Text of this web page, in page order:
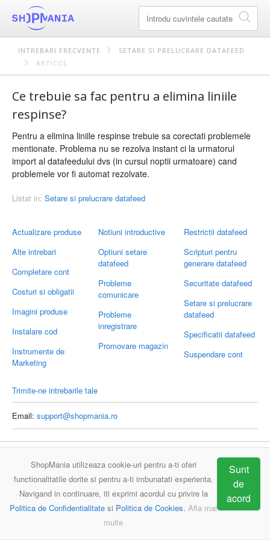
INTREBARI FRECVENTE
SETARE SI PRELUCRARE DATAFEED
ARTICOL
Actualizare produse
Alte intrebari
Completare cont
Costuri si obligatii
Imagini produse
Instalare cod
Instrumente de
Marketing
Notiuni introductive
Optiuni setare
datafeed
Probleme
comunicare
Probleme
inregistrare
Promovare magazin
Restrictii datafeed
Scripturi pentru
generare datafeed
Securitate datafeed
Setare si prelucrare
datafeed
Specificatii datafeed
Suspendare cont
Ce trebuie sa fac pentru a elimina liniile
respinse?
Pentru a elimina liniile respinse trebuie sa corectati problemele
mentionate. Problema nu se rezolva instant ci la urmatorul
import al datafeedului dvs (in cursul noptii urmatoare) cand
problemele vor fi automat rezolvate.
Listat in: Setare si prelucrare datafeed
Trimite-ne intrebarile tale
Email: support@shopmania.ro
ShopMania Intrebari frecvente Contact
ShopMania utilizeaza cookie-uri pentru a-ti oferi
functionalitatile dorite si pentru a-ti imbunatati experienta.
Navigand in continuare, iti exprimi acordul cu privire la
Politica de Confidentialitate si Politica de Cookies. Afla mai
multe
Sunt
de
acord